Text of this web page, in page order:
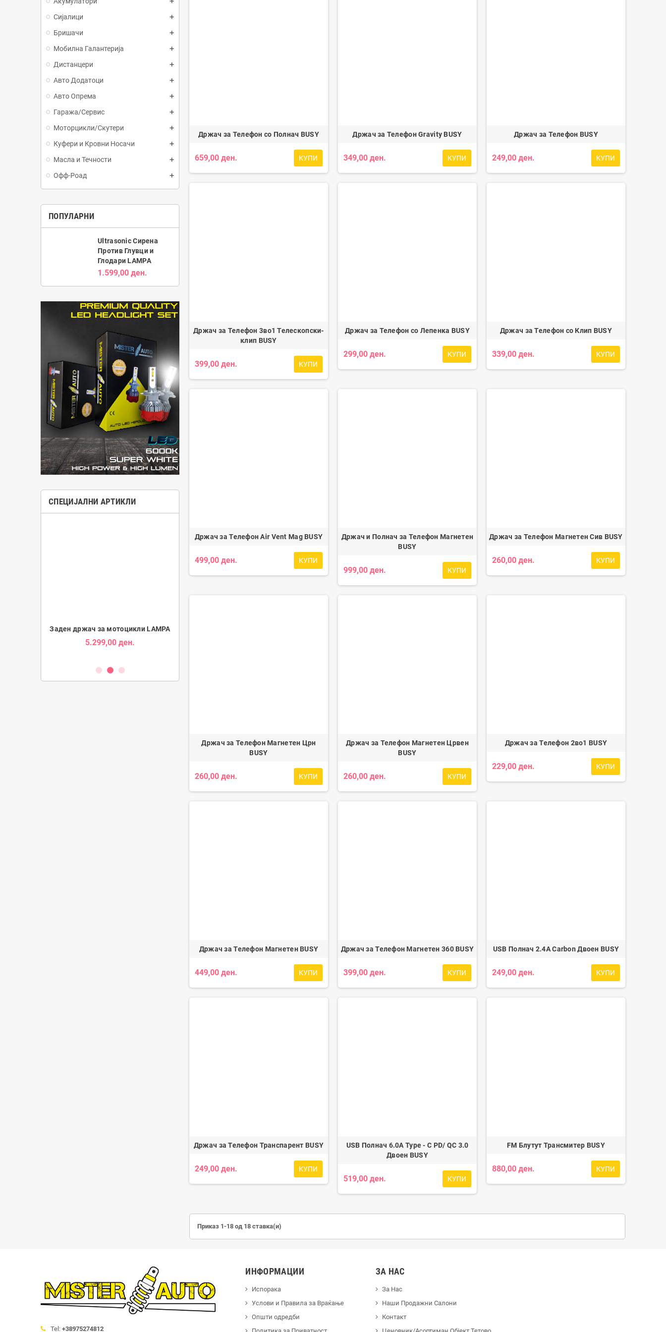
Сијалици
Бришачи
Мобилна Галантерија
Дистанцери
Авто Додатоци
Авто Опрема
Гаража/Сервис
Моторцикли/Скутери
Куфери и Кровни Носачи
Масла и Течности
Офф-Роад
ПОПУЛАРНИ
Ultrasonic Сирена
Против Глувци и
Глодари LAMPA
1.599,00 ден.
СПЕЦИЈАЛНИ АРТИКЛИ
Заден држач за мотоцикли LAMPA
5.299,00 ден.
Држач за Телефон со Полнач BUSY
659,00 ден. КУПИ
Држач за Телефон Gravity BUSY
349,00 ден. КУПИ
Држач за Телефон BUSY
249,00 ден. КУПИ
Држач за Телефон 3во1 Телескопски-
клип BUSY
399,00 ден. КУПИ
Држач за Телефон со Лепенка BUSY
299,00 ден. КУПИ
Држач за Телефон со Клип BUSY
339,00 ден. КУПИ
Држач за Телефон Air Vent Mag BUSY
499,00 ден. КУПИ
Држач и Полнач за Телефон Магнетен
BUSY
999,00 ден. КУПИ
Држач за Телефон Магнетен Сив BUSY
260,00 ден. КУПИ
Држач за Телефон Магнетен Црн
BUSY
260,00 ден. КУПИ
Држач за Телефон Магнетен Црвен
BUSY
260,00 ден. КУПИ
Држач за Телефон 2во1 BUSY
229,00 ден. КУПИ
Држач за Телефон Магнетен BUSY
449,00 ден. КУПИ
Држач за Телефон Магнетен 360 BUSY
399,00 ден. КУПИ
USB Полнач 2.4A Carbon Двоен BUSY
249,00 ден. КУПИ
Држач за Телефон Транспарент BUSY
249,00 ден. КУПИ
USB Полнач 6.0A Type - C PD/ QC 3.0
Двоен BUSY
519,00 ден. КУПИ
FM Блутут Трансмитер BUSY
880,00 ден. КУПИ
Приказ 1-18 од 18 ставка(и)
Tel: +38975274812
ИНФОРМАЦИИ
Испорака
Услови и Правила за Враќање
Општи одредби
ЗА НАС
За Нас
Наши Продажни Салони
Контакт